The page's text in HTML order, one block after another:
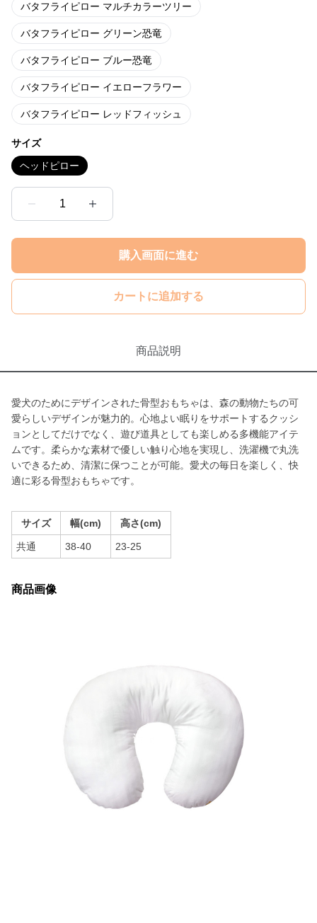
バタフライピロー マルチカラーツリー
バタフライピロー グリーン恐竜
バタフライピロー ブルー恐竜
バタフライピロー イエローフラワー
バタフライピロー レッドフィッシュ
サイズ
ヘッドピロー
1
購入画面に進む
カートに追加する
商品説明
愛犬のためにデザインされた骨型おもちゃは、森の動物たちの可
愛らしいデザインが魅力的。心地よい眠りをサポートするクッシ
ョンとしてだけでなく、遊び道具としても楽しめる多機能アイテ
ムです。柔らかな素材で優しい触り心地を実現し、洗濯機で丸洗
いできるため、清潔に保つことが可能。愛犬の毎日を楽しく、快
適に彩る骨型おもちゃです。
サイズ 幅(cm) 高さ(cm)
共通 38-40 23-25
商品画像